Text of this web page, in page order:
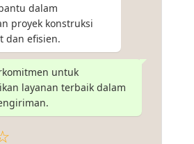
dalam
proyek konstruksi
dan efisien.
untuk
layanan terbaik dalam